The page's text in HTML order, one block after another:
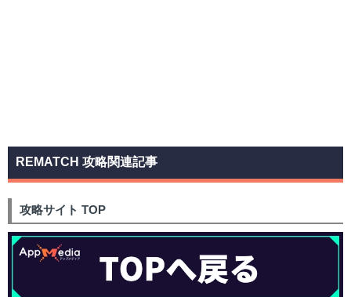
REMATCH 攻略関連記事
攻略サイト TOP